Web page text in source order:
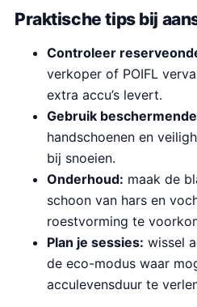
Praktische tips bij
Controleer
verkoper of POIFL
extra accu’s levert.
Gebruik
handschoenen en
bij snoeien.
Onderhoud: maak de
schoon van hars en
roestvorming te
Plan je sessies: wissel
de eco-modus waar
acculevensduur te